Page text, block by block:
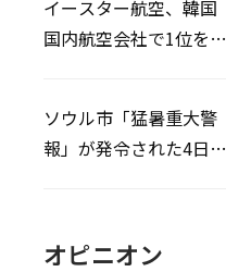
イースター航空、韓国
国内航空会社で1位を記
ソウル市「猛暑重大警
報」が発令された4日、
オピニオン